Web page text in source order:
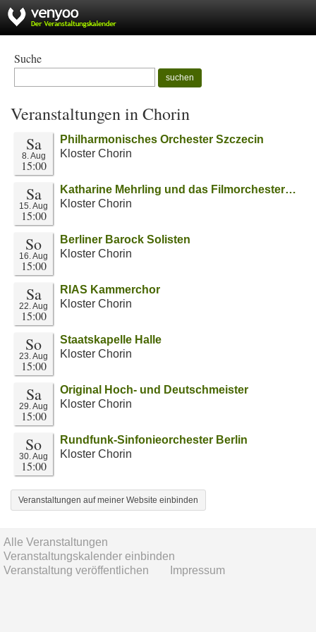
Suche
suchen
Veranstaltungen in Chorin
Sa
8. Aug
15:00
Philharmonisches Orchester Szczecin
Kloster Chorin
Sa
15. Aug
15:00
Katharine Mehrling und das Filmorchester…
Kloster Chorin
So
16. Aug
15:00
Berliner Barock Solisten
Kloster Chorin
Sa
22. Aug
15:00
RIAS Kammerchor
Kloster Chorin
So
23. Aug
15:00
Staatskapelle Halle
Kloster Chorin
Sa
29. Aug
15:00
Original Hoch- und Deutschmeister
Kloster Chorin
So
30. Aug
15:00
Rundfunk-Sinfonieorchester Berlin
Kloster Chorin
Veranstaltungen auf meiner Website einbinden
Alle Veranstaltungen
Veranstaltungskalender einbinden
Veranstaltung veröffentlichen
Impressum